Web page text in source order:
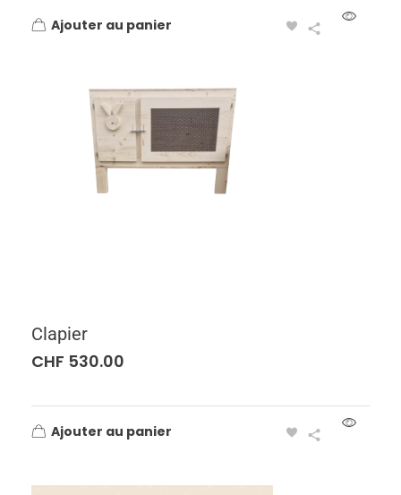
Ajouter au panier
Clapier
CHF 530.00
Ajouter au panier